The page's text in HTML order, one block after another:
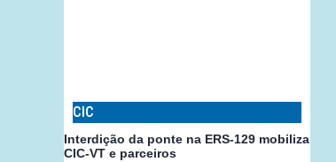
CIC
Interdição da ponte na ERS-129 mobiliza
CIC-VT e parceiros